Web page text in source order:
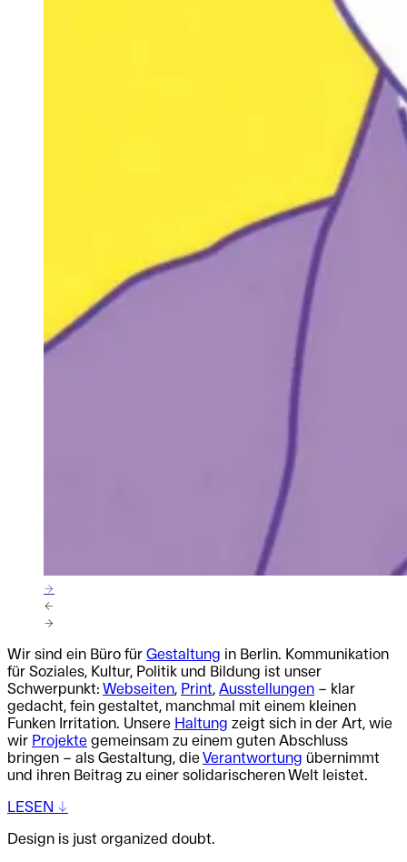
→
←
→
Wir sind ein Büro für Gestaltung in Berlin. Kommunikation
für Soziales, Kultur, Politik und Bildung ist unser
Schwerpunkt: Webseiten, Print, Ausstellungen – klar
gedacht, fein gestaltet, manchmal mit einem kleinen
Funken Irritation. Unsere Haltung zeigt sich in der Art, wie
wir Projekte gemeinsam zu einem guten Abschluss
bringen – als Gestaltung, dieVerantwortung übernimmt
und ihren Beitrag zu einer solidarischeren Welt leistet.
LESEN ↔
Design is just organized doubt.